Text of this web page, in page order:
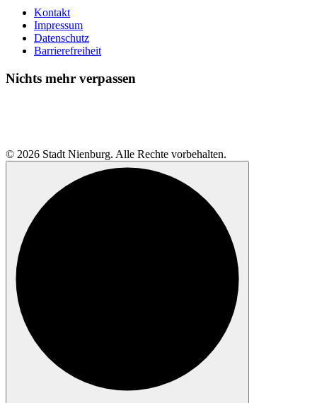
Kontakt
Impressum
Datenschutz
Barrierefreiheit
Nichts mehr verpassen
© 2026 Stadt Nienburg. Alle Rechte vorbehalten.